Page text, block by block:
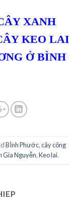
XANH
KEO LAI
Ở BÌNH
BÌnh Phước,cây công
Gia Nguyễn,Keo lai.